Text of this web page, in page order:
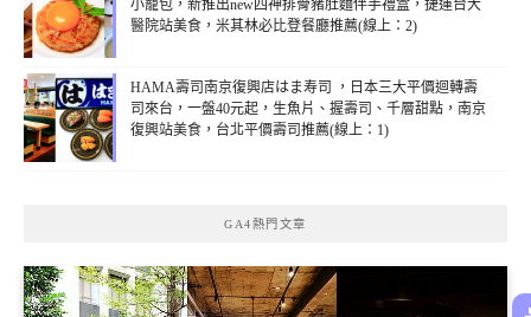
小籠包，新推出new四神排骨豬肚麵伴手禮盒，捷運台大
醫院站美食，米其林必比登餐廳推薦(線上：2)
HAMA壽司南京復興店はま寿司 ，日本三大平價迴轉壽
司來台，一盤40元起，生魚片、握壽司、千層甜點，南京
復興站美食，台北平價壽司推薦(線上：1)
GA4熱門文章